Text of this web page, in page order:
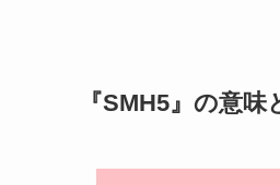
『SMH5』の意味